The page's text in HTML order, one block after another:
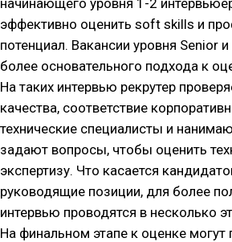
начинающего уровня 1-2
эффективно оценить soft skills и
потенциал. Вакансии уровня Senior
более основательного подхода к
На таких интервью рекрутер
качества, соответствие
технические специалисты и
задают вопросы, чтобы оценить
экспертизу. Что касается
руководящие позиции, для более
интервью проводятся в несколько
На финальном этапе к оценке могут